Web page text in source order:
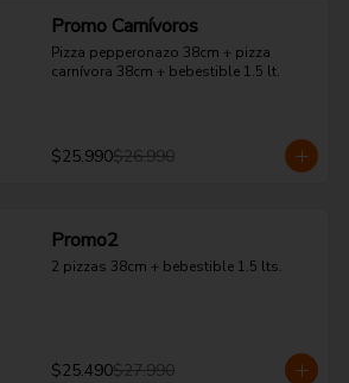
Promo Carnívoros
Pizza pepperonazo 38cm + pizza
carnívora 38cm + bebestible 1.5 lt.
$25.990$26.990
Promo2
2 pizzas 38cm + bebestible 1.5 lts.
$25.490$27.990